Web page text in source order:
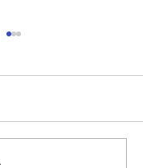
のポスト量